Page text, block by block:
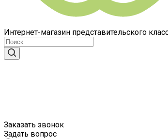
Интернет-магазин представительского
Заказать звонок
Задать вопрос